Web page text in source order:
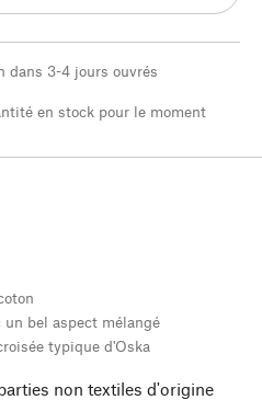
dans 3-4 jours ouvrés
en stock pour le moment
un bel aspect mélangé
typique d'Oska
non textiles d'origine